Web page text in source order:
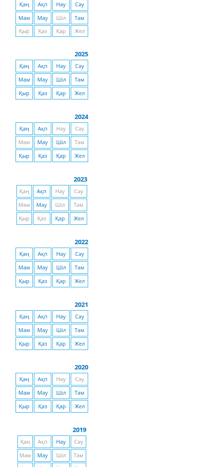
Қаң Ақп Нау
Сәу
Мам
Мау Шіл
Там
Қыр
Қаз Қар Жел
2025
Қаң Ақп Нау
Сәу
Мам
Мау Шіл
Там
Қыр
Қаз Қар Жел
2024
Қаң Ақп Нау
Сәу
Мам
Мау Шіл
Там
Қыр
Қаз Қар Жел
2023
Қаң Ақп Нау
Сәу
Мам
Мау Шіл
Там
Қыр
Қаз Қар Жел
2022
Қаң Ақп Нау
Сәу
Мам
Мау Шіл
Там
Қыр
Қаз Қар Жел
2021
Қаң Ақп Нау
Сәу
Мам
Мау Шіл
Там
Қыр
Қаз Қар Жел
2020
Қаң Ақп Нау
Сәу
Мам
Мау Шіл
Там
Қыр
Қаз Қар Жел
2019
Қаң Ақп Нау
Сәу
Мам
Мау Шіл
Там